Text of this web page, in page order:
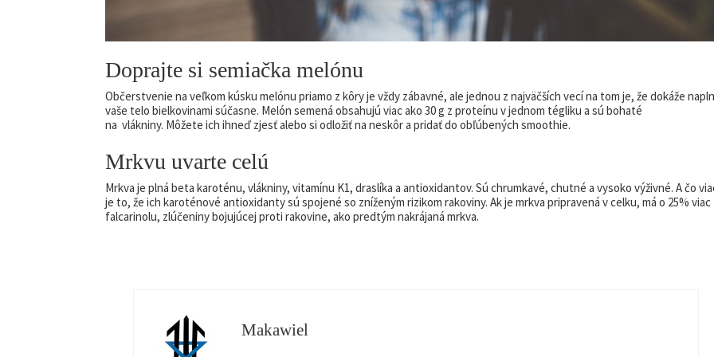
Doprajte si semiačka melónu
Občerstvenie na veľkom kúsku melónu priamo z kôry je vždy zábavné, ale jednou z najväčších vecí na tom je, že dokáže
vaše telo bielkovinami súčasne. Melón semená obsahujú viac ako 30 g z proteínu v jednom tégliku a sú bohaté
na vlákniny. Môžete ich ihneď zjesť alebo si odložiť na neskôr a pridať do obľúbených smoothie.
Mrkvu uvarte celú
Mrkva je plná beta karoténu, vlákniny, vitamínu K1, draslíka a antioxidantov. Sú chrumkavé, chutné a vysoko výživné. A čo
je to, že ich karoténové antioxidanty sú spojené so zníženým rizikom rakoviny. Ak je mrkva pripravená v celku, má o 25% viac
falcarinolu, zlúčeniny bojujúcej proti rakovine, ako predtým nakrájaná mrkva.
Makawiel